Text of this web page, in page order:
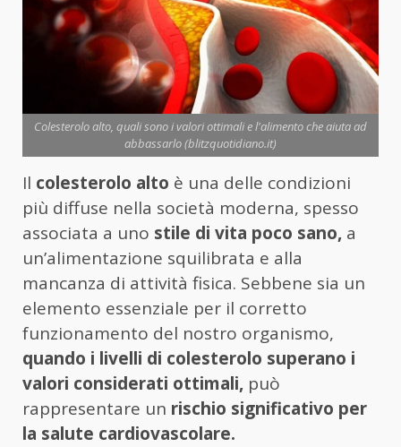
Colesterolo alto, quali sono i valori ottimali e l'alimento che aiuta ad
abbassarlo (blitzquotidiano.it)
Il colesterolo alto è una delle condizioni
più diffuse nella società moderna, spesso
associata a uno stile di vita poco sano, a
un’alimentazione squilibrata e alla
mancanza di attività fisica. Sebbene sia un
elemento essenziale per il corretto
funzionamento del nostro organismo,
quando i livelli di colesterolo superano i
valori considerati ottimali, può
rappresentare un rischio significativo per
la salute cardiovascolare.